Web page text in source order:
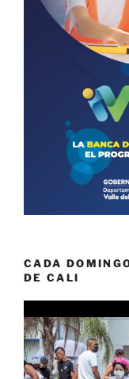
CADA
DE CALI
de
vídeo